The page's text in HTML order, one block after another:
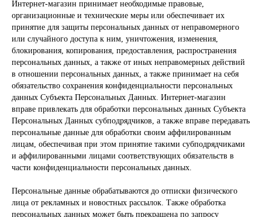
Интернет-магазин принимает необходимые правовые,
организационные и технические меры или обеспечивает их
принятие для защиты персональных данных от неправомерного
или случайного доступа к ним, уничтожения, изменения,
блокирования, копирования, предоставления, распространения
персональных данных, а также от иных неправомерных действий
в отношении персональных данных, а также принимает на себя
обязательство сохранения конфиденциальности персональных
данных Субъекта Персональных Данных. Интернет-магазин
вправе привлекать для обработки персональных данных Субъекта
Персональных Данных субподрядчиков, а также вправе передавать
персональные данные для обработки своим аффилированным
лицам, обеспечивая при этом принятие такими субподрядчиками
и аффилированными лицами соответствующих обязательств в
части конфиденциальности персональных данных.
Персональные данные обрабатываются до отписки физического
лица от рекламных и новостных рассылок. Также обработка
персональных данных может быть прекращена по запросу